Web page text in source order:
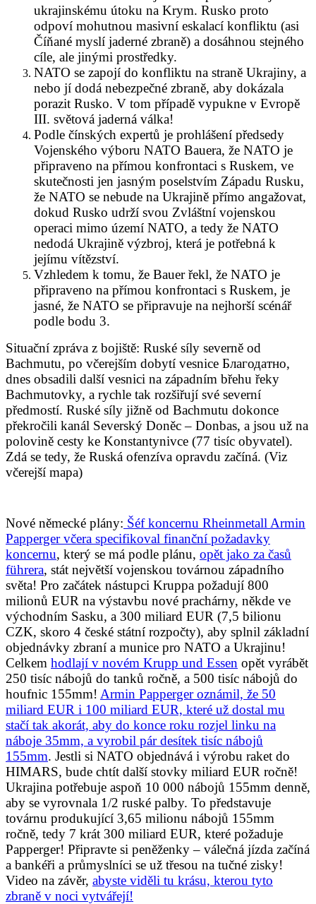
ukrajinskému útoku na Krym. Rusko proto
odpoví mohutnou masivní eskalací konfliktu (asi
Číňané myslí jaderné zbraně) a dosáhnou stejného
cíle, ale jinými prostředky.
NATO se zapojí do konfliktu na straně Ukrajiny, a
nebo jí dodá nebezpečné zbraně, aby dokázala
porazit Rusko. V tom případě vypukne v Evropě
III. světová jaderná válka!
Podle čínských expertů je prohlášení předsedy
Vojenského výboru NATO Bauera, že NATO je
připraveno na přímou konfrontaci s Ruskem, ve
skutečnosti jen jasným poselstvím Západu Rusku,
že NATO se nebude na Ukrajině přímo angažovat,
dokud Rusko udrží svou Zvláštní vojenskou
operaci mimo území NATO, a tedy že NATO
nedodá Ukrajině výzbroj, která je potřebná k
jejímu vítězství.
Vzhledem k tomu, že Bauer řekl, že NATO je
připraveno na přímou konfrontaci s Ruskem, je
jasné, že NATO se připravuje na nejhorší scénář
podle bodu 3.
Situační zpráva z bojiště: Ruské síly severně od
Bachmutu, po včerejším dobytí vesnice Благодатно,
dnes obsadili další vesnici na západním břehu řeky
Bachmutovky, a rychle tak rozšiřují své severní
předmostí. Ruské síly jižně od Bachmutu dokonce
překročili kanál Severský Doněc – Donbas, a jsou už na
polovině cesty ke Konstantynivce (77 tisíc obyvatel).
Zdá se tedy, že Ruská ofenzíva opravdu začíná. (Viz
včerejší mapa)
Nové německé plány: Šéf koncernu Rheinmetall Armin
Papperger včera specifikoval finanční požadavky
koncernu, který se má podle plánu, opět jako za časů
führera, stát největší vojenskou továrnou západního
světa! Pro začátek nástupci Kruppa požadují 800
milionů EUR na výstavbu nové prachárny, někde ve
východním Sasku, a 300 miliard EUR (7,5 bilionu
CZK, skoro 4 české státní rozpočty), aby splnil základní
objednávky zbraní a munice pro NATO a Ukrajinu!
Celkem hodlají v novém Krupp und Essen opět vyrábět
250 tisíc nábojů do tanků ročně, a 500 tisíc nábojů do
houfnic 155mm! Armin Papperger oznámil, že 50
miliard EUR i 100 miliard EUR, které už dostal mu
stačí tak akorát, aby do konce roku rozjel linku na
náboje 35mm, a vyrobil pár desítek tisíc nábojů
155mm. Jestli si NATO objednává i výrobu raket do
HIMARS, bude chtít další stovky miliard EUR ročně!
Ukrajina potřebuje aspoň 10 000 nábojů 155mm denně,
aby se vyrovnala 1/2 ruské palby. To představuje
továrnu produkující 3,65 milionu nábojů 155mm
ročně, tedy 7 krát 300 miliard EUR, které požaduje
Papperger! Připravte si peněženky – válečná jízda začíná
a bankéři a průmyslníci se už třesou na tučné zisky!
Video na závěr, abyste viděli tu krásu, kterou tyto
zbraně v noci vytvářejí!